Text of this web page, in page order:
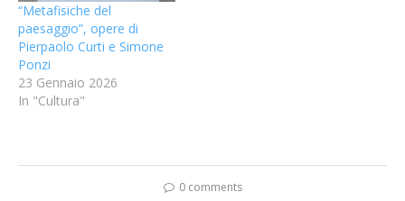
“Metafisiche del
paesaggio”, opere di
Pierpaolo Curti e Simone
Ponzi
23 Gennaio 2026
In "Cultura"
0 comments